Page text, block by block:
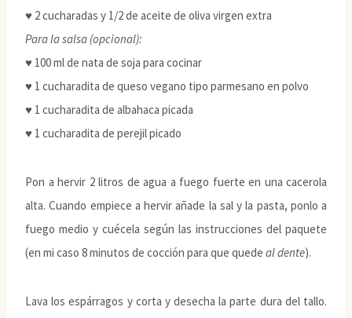
♥ 2 cucharadas y 1/2 de aceite de oliva virgen extra
Para la salsa (opcional):
♥ 100 ml de nata de soja para cocinar
♥ 1 cucharadita de queso vegano tipo parmesano en polvo
♥ 1 cucharadita de albahaca picada
♥ 1 cucharadita de perejil picado
Pon a hervir 2 litros de agua a fuego fuerte en una cacerola
alta. Cuando empiece a hervir añade la sal y la pasta, ponlo a
fuego medio y cuécela según las instrucciones del paquete
(en mi caso 8 minutos de cocción para que quede al dente).
Lava los espárragos y corta y desecha la parte dura del tallo.